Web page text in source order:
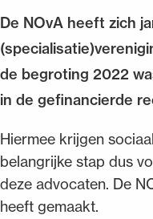
De NOvA heeft zich
de begroting 2022
in de gefinancierde
Hiermee krijgen
belangrijke stap dus
deze advocaten. De
heeft gemaakt.